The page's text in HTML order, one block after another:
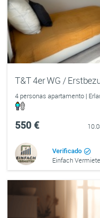
4 personas apartamento |
550 €
Verificado
Einfach